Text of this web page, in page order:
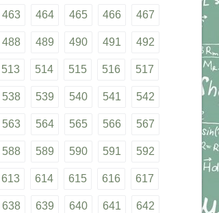
463 464 465 466 467
488 489 490 491 492
513 514 515 516 517
538 539 540 541 542
563 564 565 566 567
588 589 590 591 592
613 614 615 616 617
638 639 640 641 642